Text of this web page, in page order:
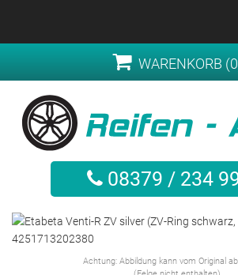
WARENKORB
08379 / 234
Achtung: Abbildung kann vom Original